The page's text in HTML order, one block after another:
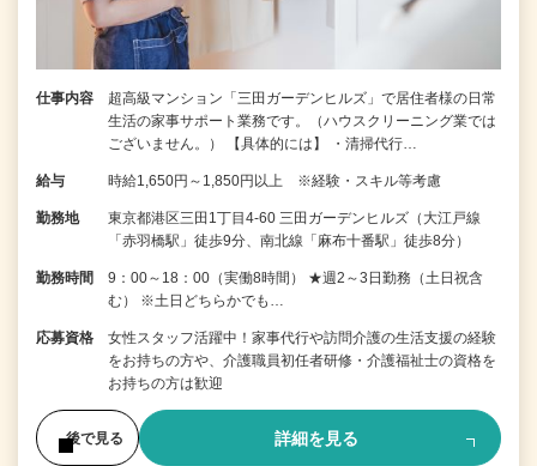
仕事内容
超高級マンション「三田ガーデンヒルズ」で居住者様の日常
生活の家事サポート業務です。（ハウスクリーニング業では
ございません。） 【具体的には】 ・清掃代行…
給与 時給1,650円～1,850円以上 ※経験・スキル等考慮
勤務地
東京都港区三田1丁目4-60 三田ガーデンヒルズ（大江戸線
「赤羽橋駅」徒歩9分、南北線「麻布十番駅」徒歩8分）
勤務時間
9：00～18：00（実働8時間） ★週2～3日勤務（土日祝含
む） ※土日どちらかでも…
応募資格
女性スタッフ活躍中！家事代行や訪問介護の生活支援の経験
をお持ちの方や、介護職員初任者研修・介護福祉士の資格を
お持ちの方は歓迎
後で見る 詳細を見る